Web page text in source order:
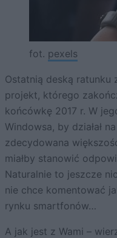
fot. pexels
Ostatnią deską ratunku
projekt, którego
końcówkę 2017 r. W
Windowsa, by działał
zdecydowana
miałby stanowić
Naturalnie to jeszcze
nie chce komentować
rynku smartfonów…
A jak jest z Wami –